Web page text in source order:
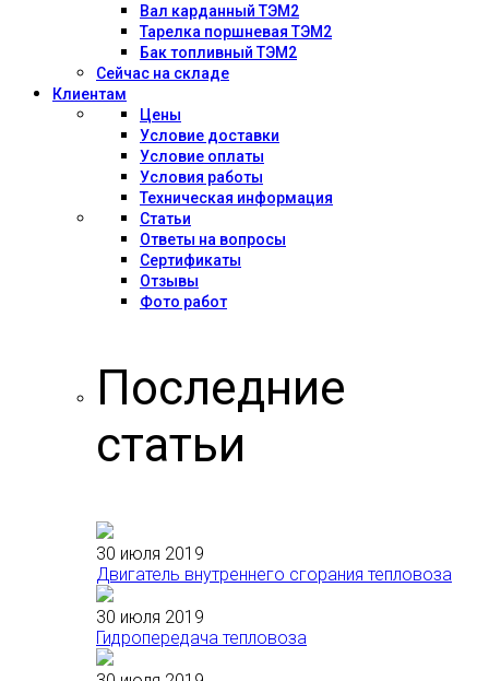
Вал карданный ТЭМ2
Тарелка поршневая ТЭМ2
Бак топливный ТЭМ2
Сейчас на складе
Клиентам
Цены
Условие доставки
Условие оплаты
Условия работы
Техническая информация
Статьи
Ответы на вопросы
Сертификаты
Отзывы
Фото работ
Последние
статьи
30 июля 2019
Двигатель внутреннего сгорания тепловоза
30 июля 2019
Гидропередача тепловоза